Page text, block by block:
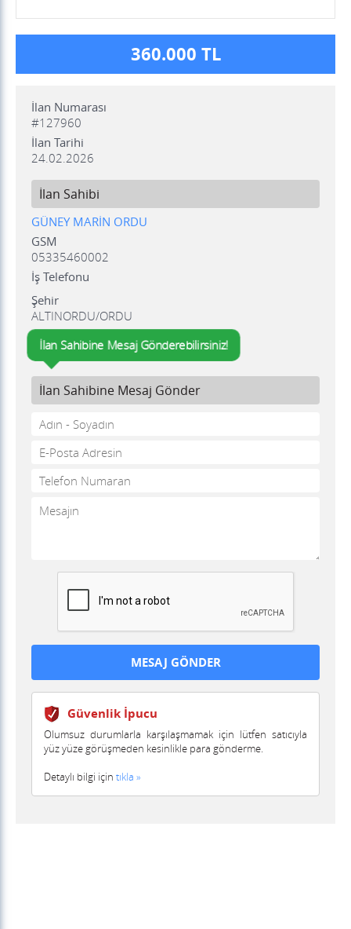
360.000 TL
İlan Numarası
#127960
İlan Tarihi
24.02.2026
İlan Sahibi
GÜNEY MARİN ORDU
GSM
05335460002
İş Telefonu
Şehir
ALTINORDU/ORDU
İlan Sahibine Mesaj Gönderebilirsiniz!
İlan Sahibine Mesaj Gönder
Güvenlik İpucu
Olumsuz durumlarla karşılaşmamak için lütfen satıcıyla
yüz yüze görüşmeden kesinlikle para gönderme.
Detaylı bilgi için tıkla »